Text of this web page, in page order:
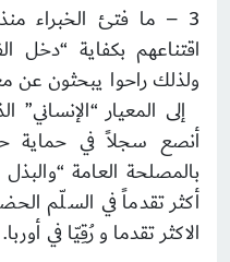
3 – ما فتئ الخبراء
اقتناعهم بكفاية “دخل
ولذلك راحوا يبحثون عن
إلى المعيار
أنصع سجلاً في حماية
بالمصلحة العامة
أكثر تقدماً في السلّم
الاكثر تقدما و رُقِيّا في أوربا.